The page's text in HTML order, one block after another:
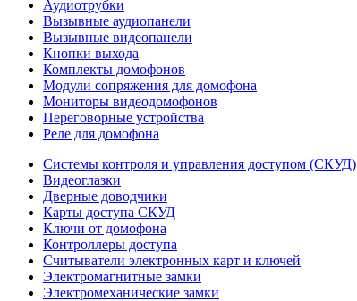
Аудиотрубки
Вызывные аудиопанели
Вызывные видеопанели
Кнопки выхода
Комплекты домофонов
Модули сопряжения для домофона
Мониторы видеодомофонов
Переговорные устройства
Реле для домофона
Системы контроля и управления доступом (СКУД)
Видеоглазки
Дверные доводчики
Карты доступа СКУД
Ключи от домофона
Контроллеры доступа
Считыватели электронных карт и ключей
Электромагнитные замки
Электромеханические замки